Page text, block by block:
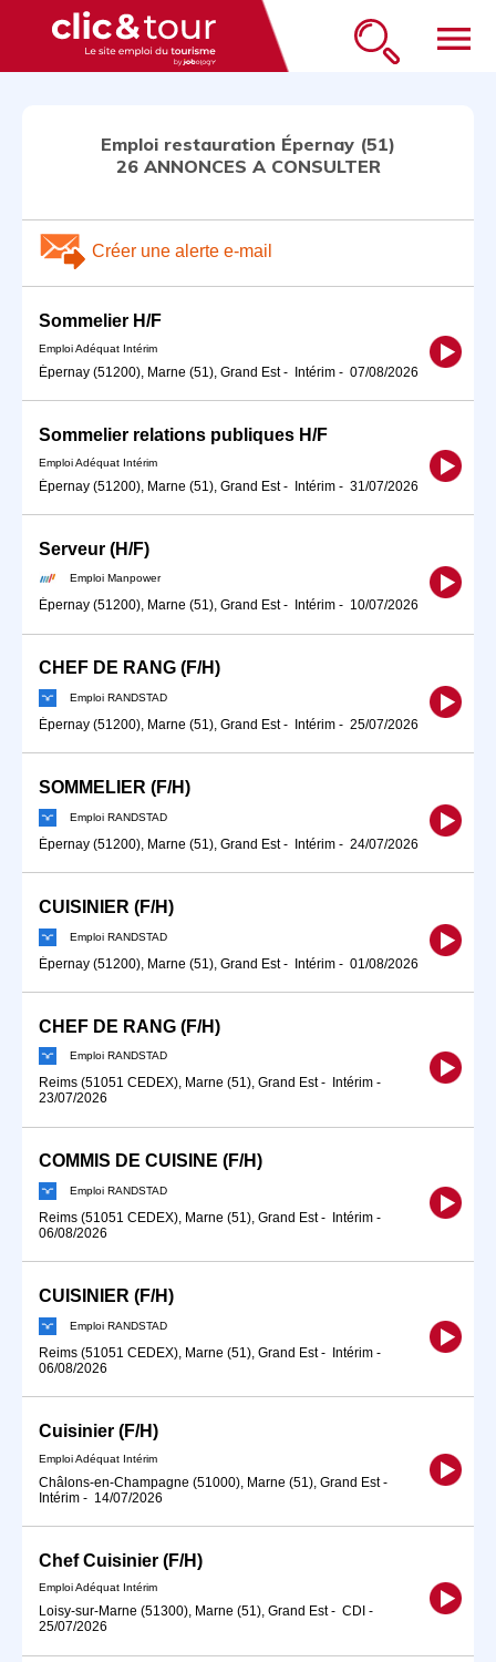
menu
Emploi restauration Épernay (51)
26 ANNONCES A CONSULTER
Créer une alerte e-mail
Sommelier H/F
Emploi Adéquat Intérim
Épernay (51200), Marne (51), Grand Est- Intérim - 07/08/2026
Sommelier relations publiques H/F
Emploi Adéquat Intérim
Épernay (51200), Marne (51), Grand Est- Intérim - 31/07/2026
Serveur (H/F)
Emploi Manpower
Épernay (51200), Marne (51), Grand Est- Intérim - 10/07/2026
CHEF DE RANG (F/H)
Emploi RANDSTAD
Épernay (51200), Marne (51), Grand Est- Intérim - 25/07/2026
SOMMELIER (F/H)
Emploi RANDSTAD
Épernay (51200), Marne (51), Grand Est- Intérim - 24/07/2026
CUISINIER (F/H)
Emploi RANDSTAD
Épernay (51200), Marne (51), Grand Est- Intérim - 01/08/2026
CHEF DE RANG (F/H)
Emploi RANDSTAD
Reims (51051 CEDEX), Marne (51), Grand Est- Intérim -
23/07/2026
COMMIS DE CUISINE (F/H)
Emploi RANDSTAD
Reims (51051 CEDEX), Marne (51), Grand Est- Intérim -
06/08/2026
CUISINIER (F/H)
Emploi RANDSTAD
Reims (51051 CEDEX), Marne (51), Grand Est- Intérim -
06/08/2026
Cuisinier (F/H)
Emploi Adéquat Intérim
Châlons-en-Champagne (51000), Marne (51), Grand Est-
Intérim - 14/07/2026
Chef Cuisinier (F/H)
Emploi Adéquat Intérim
Loisy-sur-Marne (51300), Marne (51), Grand Est- CDI -
25/07/2026